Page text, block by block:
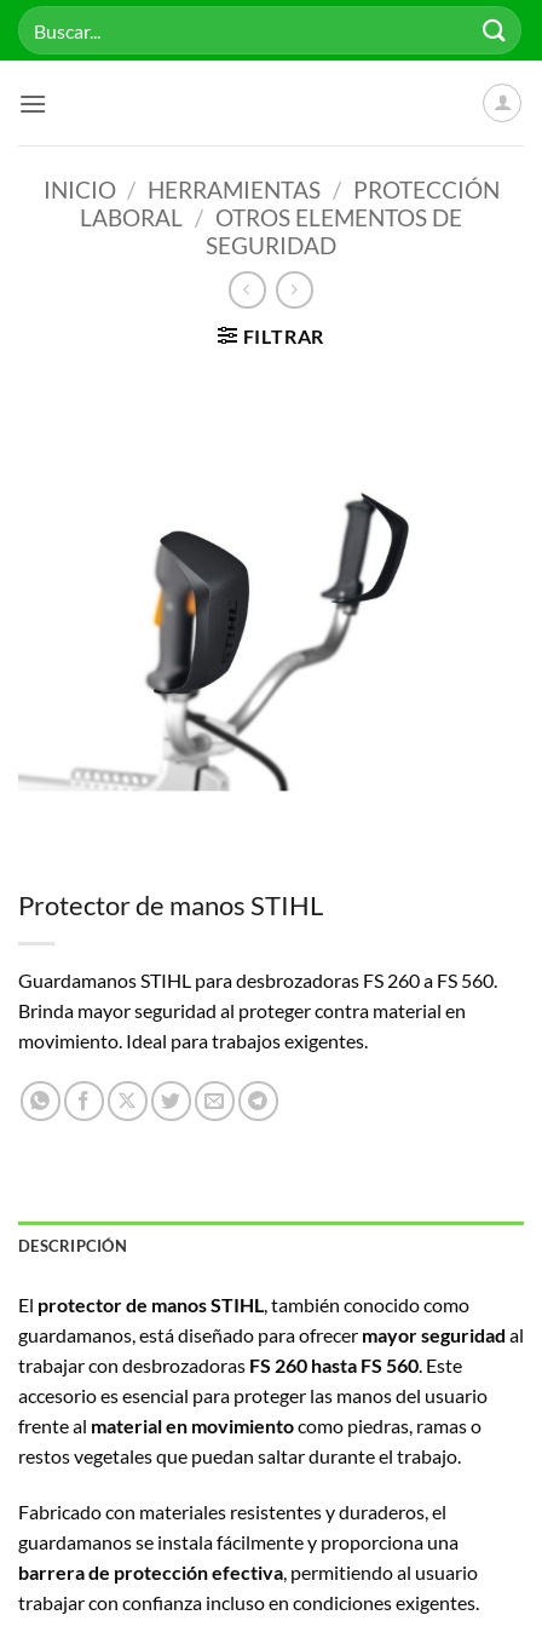
Saltar
Buscar
por:
INICIO / HERRAMIENTAS / PROTECCIÓN
LABORAL / OTROS ELEMENTOS DE
SEGURIDAD
FILTRAR
Protector de manos STIHL
Guardamanos STIHL para desbrozadoras FS 260 a FS 560.
Brinda mayor seguridad al proteger contra material en
movimiento. Ideal para trabajos exigentes.
DESCRIPCIÓN
El protector de manos STIHL, también conocido como
guardamanos, está diseñado para ofrecer mayor seguridad al
trabajar con desbrozadoras FS 260 hasta FS 560. Este
accesorio es esencial para proteger las manos del usuario
frente al material en movimientocomo piedras, ramas o
restos vegetales que puedan saltar durante el trabajo.
Fabricado con materiales resistentes y duraderos, el
guardamanos se instala fácilmente y proporciona una
barrera de protección efectiva, permitiendo al usuario
trabajar con confianza incluso en condiciones exigentes.